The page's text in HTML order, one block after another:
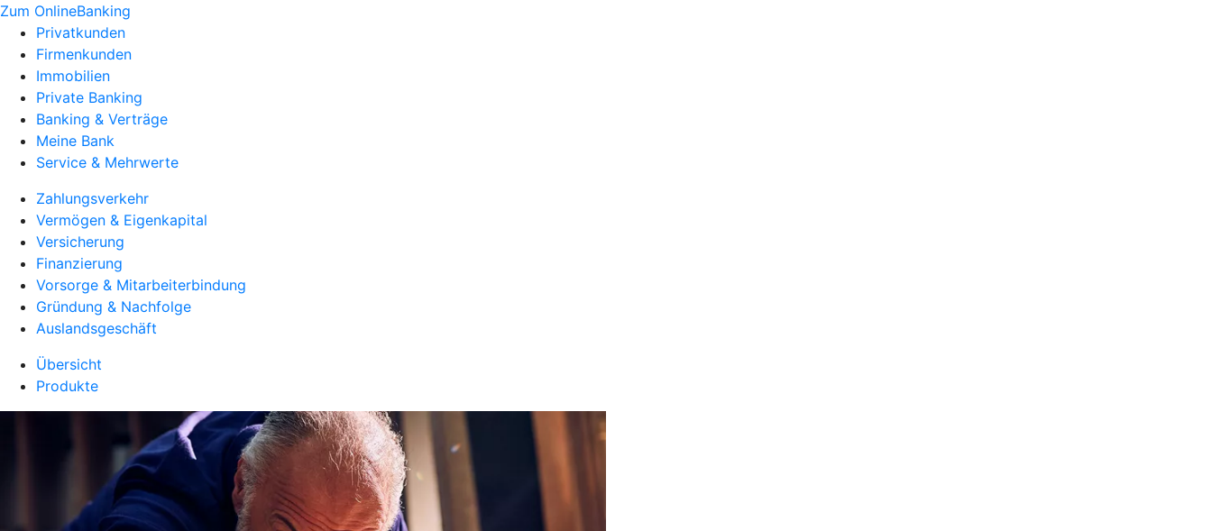
Zum OnlineBanking
Privatkunden
Firmenkunden
Immobilien
Private Banking
Banking & Verträge
Meine Bank
Service & Mehrwerte
Zahlungsverkehr
Vermögen & Eigenkapital
Versicherung
Finanzierung
Vorsorge & Mitarbeiterbindung
Gründung & Nachfolge
Auslandsgeschäft
Übersicht
Produkte